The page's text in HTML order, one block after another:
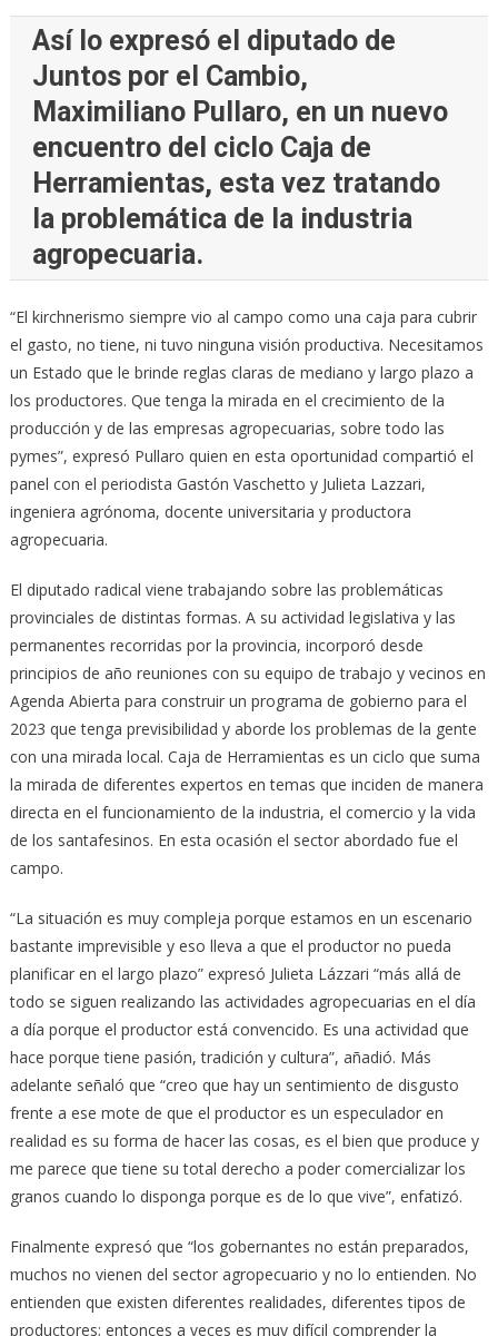
Así lo expresó el diputado de
Juntos por el Cambio,
Maximiliano Pullaro, en un nuevo
encuentro del ciclo Caja de
Herramientas, esta vez tratando
la problemática de la industria
agropecuaria.
“El kirchnerismo siempre vio al campo como una caja para cubrir
el gasto, no tiene, ni tuvo ninguna visión productiva. Necesitamos
un Estado que le brinde reglas claras de mediano y largo plazo a
los productores. Que tenga la mirada en el crecimiento de la
producción y de las empresas agropecuarias, sobre todo las
pymes”, expresó Pullaro quien en esta oportunidad compartió el
panel con el periodista Gastón Vaschetto y Julieta Lazzari,
ingeniera agrónoma, docente universitaria y productora
agropecuaria.
El diputado radical viene trabajando sobre las problemáticas
provinciales de distintas formas. A su actividad legislativa y las
permanentes recorridas por la provincia, incorporó desde
principios de año reuniones con su equipo de trabajo y vecinos en
Agenda Abierta para construir un programa de gobierno para el
2023 que tenga previsibilidad y aborde los problemas de la gente
con una mirada local. Caja de Herramientas es un ciclo que suma
la mirada de diferentes expertos en temas que inciden de manera
directa en el funcionamiento de la industria, el comercio y la vida
de los santafesinos. En esta ocasión el sector abordado fue el
campo.
“La situación es muy compleja porque estamos en un escenario
bastante imprevisible y eso lleva a que el productor no pueda
planificar en el largo plazo” expresó Julieta Lázzari “más allá de
todo se siguen realizando las actividades agropecuarias en el día
a día porque el productor está convencido. Es una actividad que
hace porque tiene pasión, tradición y cultura”, añadió. Más
adelante señaló que “creo que hay un sentimiento de disgusto
frente a ese mote de que el productor es un especulador en
realidad es su forma de hacer las cosas, es el bien que produce y
me parece que tiene su total derecho a poder comercializar los
granos cuando lo disponga porque es de lo que vive”, enfatizó.
Finalmente expresó que “los gobernantes no están preparados,
muchos no vienen del sector agropecuario y no lo entienden. No
entienden que existen diferentes realidades, diferentes tipos de
productores; entonces a veces es muy difícil comprender la